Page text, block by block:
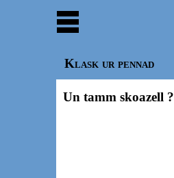
Klask ur pennad
Un tamm skoazell ?